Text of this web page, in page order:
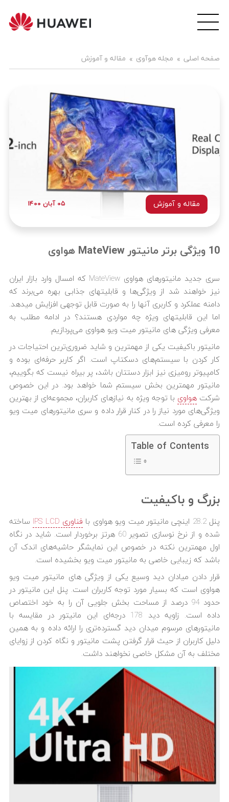
صفحه اصلی مجله هوآوی مقاله و آموزش
۰۵ آبان ۱۴۰۰ مقاله و آموزش
10 ویژگی برتر مانیتور MateView هواوی
سری جدید مانیتورهای هواوی MateView که امسال وارد بازار ایران
نیز خواهند شد از ویژگی‌ها و قابلیت‎های جذابی بهره می‎‌برند که
دامنه عملکرد و کاربری آنها را به صورت قابل توجهی افزایش می‎دهد.
اما این قابلیت‎های ویژه چه مواردی هستند؟ در ادامه مطلب به
معرفی ویژگی های مانیتور میت ویو هواوی می‌پردازیم.
مانیتور باکیفیت یکی از مهمترین و شاید ضروری‌‎ترین احتیاجات در
کار کردن با سیستم‌های دسکتاپ است. اگر کاربر حرفه‌ای بوده و
کامپیوتر رومیزی نیز ابزار دستتان باشد، پر بیراه نیست که بگوییم،
مانیتور مهمترین بخش سیستم شما خواهد بود. در این خصوص
شرکتهواوی با توجه ویژه به نیازهای کاربران، مجموعه‌ای از بهترین
ویژگی‎‌های مورد نیاز را در کنار قرار داده و سری مانیتورهای میت ویو
را معرفی کرده است.
Table of Contents
بزرگ و باکیفیت
پنل 28.2 اینچی مانیتور میت ویو هواوی با فناوری IPS LCD
ساخته
شده و از نرخ نوسازی تصویر 60 هرتز برخوردار است. شاید در نگاه
اول مهمترین نکته در خصوص این نمایشگر حاشیه‎‌های اندک آن
باشد که زیبایی خاصی به مانیتور میت ویو بخشیده است.
قرار دادن میادان دید وسیع یکی از ویژگی های مانیتور میت ویو
هواوی است که بسیار مورد توجه کاربران است. پنل این مانیتور در
حدود 94 درصد از مساحت بخش جلویی آن را به خود اختصاص
داده است. زاویه دید 178 درجه‌ای این مانیتور در مقایسه با
مانیتورهای مرسوم میدان دید گسترده‌تری را ارائه داده و به همین
دلیل کاربران از حیث قرار گرفتن پشت مانیتور و نگاه کردن از زوایای
مختلف به آن مشکل خاصی نخواهند داشت.